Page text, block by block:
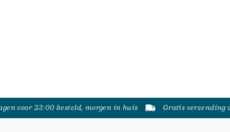
voor 23:00 besteld, morgen in huis Gratis verzending